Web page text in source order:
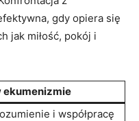
gdy opiera się
jak miłość, pokój i
ekumenizmie
i współpracę